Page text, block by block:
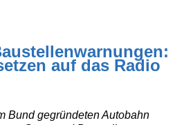
auf das Radio
Bund gegründeten Autobahn